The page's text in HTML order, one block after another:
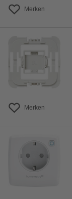
Merken
Merken